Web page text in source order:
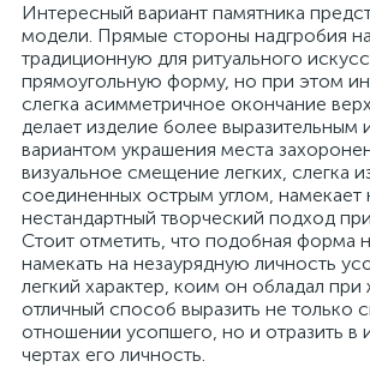
Интересный вариант памятника
модели. Прямые стороны надгробия
традиционную для ритуального
прямоугольную форму, но при этом
слегка асимметричное окончание
делает изделие более
вариантом украшения места
визуальное смещение легких, слегка
соединенных острым углом, намекает
нестандартный творческий подход
Стоит отметить, что подобная форма
намекать на незаурядную личность
легкий характер, коим он обладал при
отличный способ выразить не только
отношении усопшего, но и отразить в
чертах его личность.